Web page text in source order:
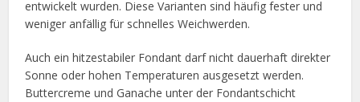
entwickelt wurden. Diese Varianten sind häufig fester und
weniger anfällig für schnelles Weichwerden.
Auch ein hitzestabiler Fondant darf nicht dauerhaft direkter
Sonne oder hohen Temperaturen ausgesetzt werden.
Buttercreme und Ganache unter der Fondantschicht